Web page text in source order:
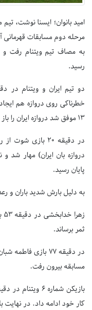
امید بانوان؛ ایسنا نوشت،
به مصاف تیم ویتنام رفت و
رسید.
دو تیم ایران و ویتنام در
خطرناکی روی دروازه هم
۱۳ موفق شد دروازه ایران را باز کند.
در دقیقه ۲۰ بازی
دروازه بان ایران) مهار شد
پایان رسید.
به دلیل بارش شدید باران و
ثمر برساند.
در دقیقه ۷۷ بازی
مسابقه بیرون رفت.
کار خود ادامه داد. در نهایت